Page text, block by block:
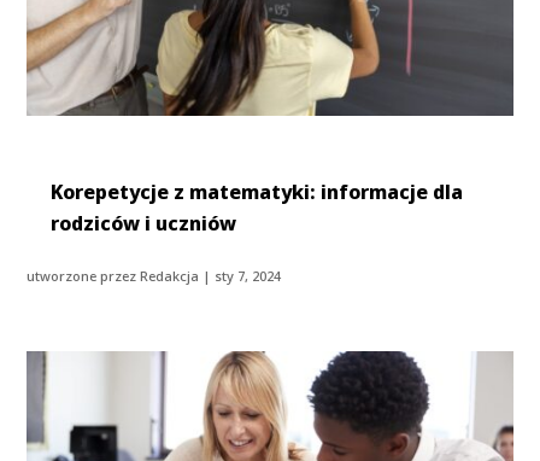
Korepetycje z matematyki: informacje dla
rodziców i uczniów
utworzone przezRedakcja | sty 7, 2024